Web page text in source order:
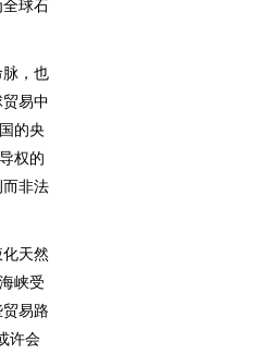
球石
，也
易中
的央
权的
非法
天然
峡受
易路
许会